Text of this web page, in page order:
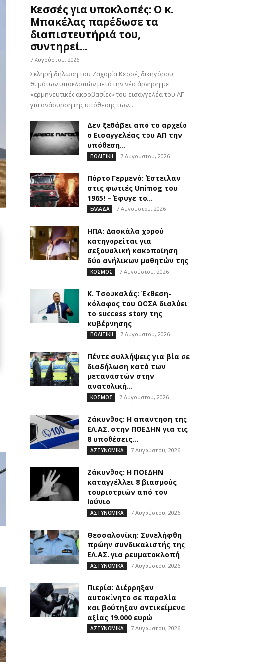
Κεσσές για υποκλοπές: Ο κ.
Μπακέλας παρέδωσε τα
διαπιστευτήριά του,
συντηρεί...
7 Αυγούστου, 2026
Σκληρή δήλωση του Ζαχαρία Κεσσέ, δικηγόρου
θυμάτων υποκλοπών μετά την νέα άρνηση με
«ερμηνευτικές ακροβασίες» του εισαγγελέα του ΑΠ
για ανάσυρση της υπόθεσης των...
Δεν ξεθάβει από το αρχείο
ο Εισαγγελέας του ΑΠ την
υπόθεση...
ΠΟΛΙΤΙΚΗ 7 Αυγούστου, 2026
Πόρτο Γερμενό: Έστειλαν
στις φωτιές Unimog του
1965! – Έφυγε το...
ΕΛΛΑΔΑ 7 Αυγούστου, 2026
ΗΠΑ: Δασκάλα χορού
κατηγορείται για
σεξουαλική κακοποίηση
δύο ανήλικων μαθητών της
ΚΟΣΜΟΣ 7 Αυγούστου, 2026
Κ. Τσουκαλάς: Έκθεση-
κόλαφος του ΟΟΣΑ διαλύει
το success story της
κυβέρνησης
ΠΟΛΙΤΙΚΗ 7 Αυγούστου, 2026
Πέντε συλλήψεις για βία σε
διαδήλωση κατά των
μεταναστών στην
ανατολική...
ΚΟΣΜΟΣ 7 Αυγούστου, 2026
Ζάκυνθος: Η απάντηση της
ΕΛ.ΑΣ. στην ΠΟΕΔΗΝ για τις
8 υποθέσεις...
ΑΣΤΥΝΟΜΙΚΑ 7 Αυγούστου, 2026
Ζάκυνθος: Η ΠΟΕΔΗΝ
καταγγέλλει 8 βιασμούς
τουριστριών από τον
Ιούνιο
ΑΣΤΥΝΟΜΙΚΑ 7 Αυγούστου, 2026
Θεσσαλονίκη: Συνελήφθη
πρώην συνδικαλιστής της
ΕΛ.ΑΣ. για ρευματοκλοπή
ΑΣΤΥΝΟΜΙΚΑ 7 Αυγούστου, 2026
Πιερία: Διέρρηξαν
αυτοκίνητο σε παραλία
και βούτηξαν αντικείμενα
αξίας 19.000 ευρώ
ΑΣΤΥΝΟΜΙΚΑ 7 Αυγούστου, 2026